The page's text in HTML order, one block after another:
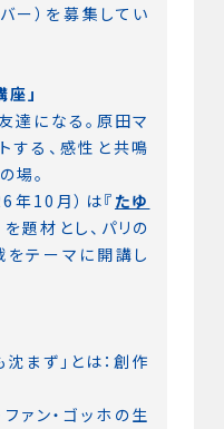
ー）を募集してい
」
達になる。原田マ
する、感性と共鳴
場。
10月）は『 たゆ
を題材とし、パリの
をテーマに開講し
まず」とは：創作
ァン・ゴッホの生